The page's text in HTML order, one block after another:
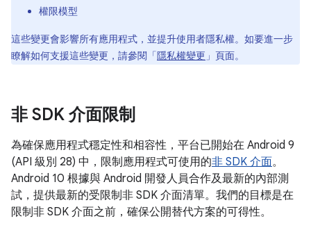
權限模型
這些變更會影響所有應用程式，並提升使用者隱私權。如要進一步
瞭解如何支援這些變更，請參閱「隱私權變更 」頁面。
非 SDK 介面限制
為確保應用程式穩定性和相容性，平台已開始在 Android 9
(API 級別 28) 中，限制應用程式可使用的非 SDK 介面。
Android 10 根據與 Android 開發人員合作及最新的內部測
試，提供最新的受限制非 SDK 介面清單。我們的目標是在
限制非 SDK 介面之前，確保公開替代方案的可得性。